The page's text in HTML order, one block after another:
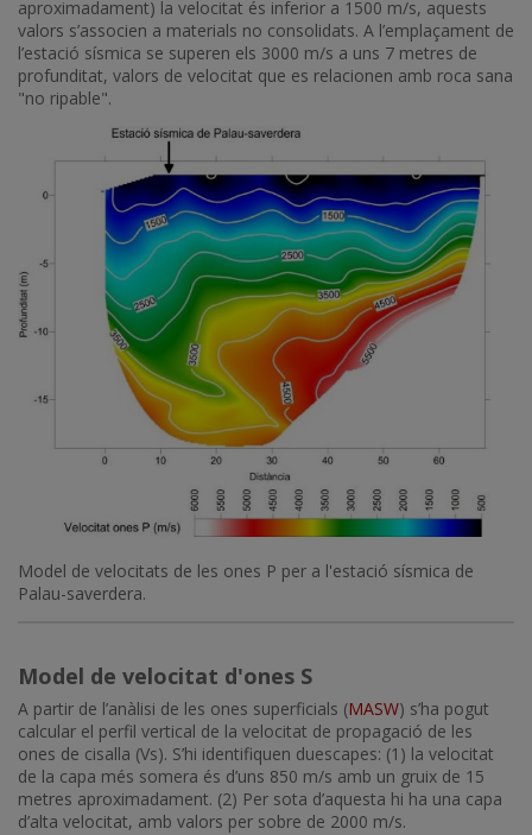
aproximadament) la velocitat és inferior a 1500 m/s, aquests
valors s’associen a materials no consolidats. A l’emplaçament de
l’estació sísmica se superen els 3000 m/s a uns 7 metres de
profunditat, valors de velocitat que es relacionen amb roca sana
"no ripable".
Model de velocitats de les ones P per a l'estació sísmica de
Palau-saverdera.
Model de velocitat d'ones S
A partir de l’anàlisi de les ones superficials (MASW) s’ha pogut
calcular el perfil vertical de la velocitat de propagació de les
ones de cisalla (Vs). S’hi identifiquen duescapes: (1) la velocitat
de la capa més somera és d’uns 850 m/s amb un gruix de 15
metres aproximadament. (2) Per sota d’aquesta hi ha una capa
d’alta velocitat, amb valors per sobre de 2000 m/s.